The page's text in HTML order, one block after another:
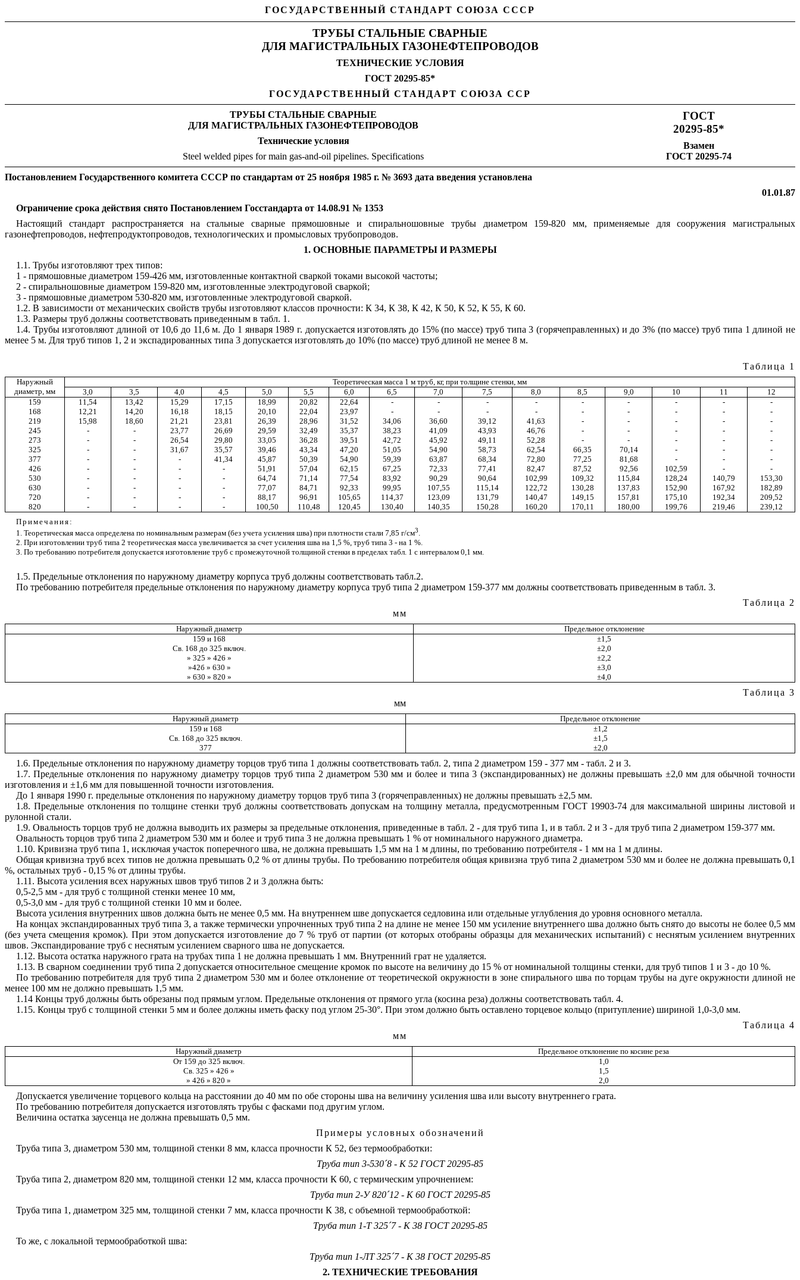
ГОСУДАРСТВЕННЫЙ СТАНДАРТ СОЮЗА СССР
ТРУБЫ СТАЛЬНЫЕ СВАРНЫЕ
ДЛЯ МАГИСТРАЛЬНЫХ ГАЗОНЕФТЕПРОВОДОВ
ТЕХНИЧЕСКИЕ УСЛОВИЯ
ГОСТ 20295-85*
ГОСУДАРСТВЕННЫЙ СТАНДАРТ СОЮЗА ССР
ТРУБЫ СТАЛЬНЫЕ СВАРНЫЕ
ДЛЯ МАГИСТРАЛЬНЫХ ГАЗОНЕФТЕПРОВОДОВ
Технические условия
Steel welded pipes for main gas-and-oil pipelines. Specifications
ГОСТ
20295-85*
Взамен
ГОСТ 20295-74
Постановлением Государственного комитета СССР по стандартам от 25 ноября 1985 г. № 3693 дата введения установлена
01.01.87
Ограничение срока действия снято Постановлением Госстандарта от 14.08.91 № 1353
Настоящий стандарт распространяется на стальные сварные прямошовные и спиральношовные трубы диаметром 159-820 мм, применяемые для сооружения магистральных
газонефтепроводов, нефтепродуктопроводов, технологических и промысловых трубопроводов.
1. ОСНОВНЫЕ ПАРАМЕТРЫ И РАЗМЕРЫ
1.1. Трубы изготовляют трех типов:
1 - прямошовные диаметром 159-426 мм, изготовленные контактной сваркой токами высокой частоты;
2 - спиральношовные диаметром 159-820 мм, изготовленные электродуговой сваркой;
3 - прямошовные диаметром 530-820 мм, изготовленные электродуговой сваркой.
1.2. В зависимости от механических свойств трубы изготовляют классов прочности: К 34, К 38, К 42, К 50, К 52, К 55, К 60.
1.3. Размеры труб должны соответствовать приведенным в табл. 1.
1.4. Трубы изготовляют длиной от 10,6 до 11,6 м. До 1 января 1989 г. допускается изготовлять до 15% (по массе) труб типа 3 (горячеправленных) и до 3% (по массе) труб типа 1 длиной не
менее 5 м. Для труб типов 1, 2 и экспадированных типа 3 допускается изготовлять до 10% (по массе) труб длиной не менее 8 м.
Таблица 1
Наружный
диаметр, мм
Теоретическая масса 1 м труб, кг, при толщине стенки, мм
3,0
3,5 4,0 4,5 5,0 5,5 6,0 6,5 7,0 7,5 8,0 8,5 9,0 10 11
12
159
11,54 13,42 15,29 17,15 18,99 20,82 22,64 - - - - - - - -
-
168
12,21 14,20 16,18 18,15 20,10 22,04 23,97 - - - - - - - -
-
219
15,98 18,60 21,21 23,81 26,39 28,96 31,52 34,06 36,60 39,12 41,63 - - - -
-
245
- - 23,77 26,69 29,59 32,49 35,37 38,23 41,09 43,93 46,76 - - - -
-
273
- - 26,54 29,80 33,05 36,28 39,51 42,72 45,92 49,11 52,28 - - - -
-
325
- - 31,67 35,57 39,46 43,34 47,20 51,05 54,90 58,73 62,54 66,35 70,14 - -
-
377
- - - 41,34 45,87 50,39 54,90 59,39 63,87 68,34 72,80 77,25 81,68 - -
-
426
- - - - 51,91 57,04 62,15 67,25 72,33 77,41 82,47 87,52 92,56 102,59 -
-
530
- - - - 64,74 71,14 77,54 83,92 90,29 90,64 102,99 109,32 115,84 128,24 140,79
153,30
630
- - - - 77,07 84,71 92,33 99,95 107,55 115,14 122,72 130,28 137,83 152,90 167,92
182,89
720
- - - - 88,17 96,91 105,65 114,37 123,09 131,79 140,47 149,15 157,81 175,10 192,34
209,52
820
- - - - 100,50 110,48 120,45 130,40 140,35 150,28 160,20 170,11 180,00 199,76 219,46
239,12
Примечания:
1. Теоретическая масса определена по номинальным размерам (без учета усиления шва) при плотности стали 7,85 г/см3.
2. При изготовлении труб типа 2 теоретическая масса увеличивается за счет усиления шва на 1,5 %, труб типа 3 - на 1 %.
3. По требованию потребителя допускается изготовление труб с промежуточной толщиной стенки в пределах табл. 1 с интервалом 0,1 мм.
1.5. Предельные отклонения по наружному диаметру корпуса труб должны соответствовать табл.2.
По требованию потребителя предельные отклонения по наружному диаметру корпуса труб типа 2 диаметром 159-377 мм должны соответствовать приведенным в табл. 3.
Таблица 2
мм
Наружный диаметр
Предельное отклонение
159 и 168
±1,5
Св. 168 до 325 включ.
±2,0
» 325 » 426 »
±2,2
»42б » 630 »
±3,0
» 630 » 820 »
±4,0
Таблица 3
мм
Наружный диаметр
Предельное отклонение
159 и 168
±1,2
Св. 168 до 325 включ.
±1,5
377
±2,0
1.6. Предельные отклонения по наружному диаметру торцов труб типа 1 должны соответствовать табл. 2, типа 2 диаметром 159 - 377 мм - табл. 2 и 3.
1.7. Предельные отклонения по наружному диаметру торцов труб типа 2 диаметром 530 мм и более и типа 3 (экспандированных) не должны превышать ±2,0 мм для обычной точности
изготовления и ±1,6 мм для повышенной точности изготовления.
До 1 января 1990 г. предельные отклонения по наружному диаметру торцов труб типа 3 (горячеправленных) не должны превышать ±2,5 мм.
1.8. Предельные отклонения по толщине стенки труб должны соответствовать допускам на толщину металла, предусмотренным ГОСТ 19903-74 для максимальной ширины листовой и
рулонной стали.
1.9. Овальность торцов труб не должна выводить их размеры за предельные отклонения, приведенные в табл. 2 - для труб типа 1, и в табл. 2 и 3 - для труб типа 2 диаметром 159-377 мм.
Овальность торцов труб типа 2 диаметром 530 мм и более и труб типа 3 не должна превышать 1 % от номинального наружного диаметра.
1.10. Кривизна труб типа 1, исключая участок поперечного шва, не должна превышать 1,5 мм на 1 м длины, по требованию потребителя - 1 мм на 1 м длины.
Общая кривизна труб всех типов не должна превышать 0,2 % от длины трубы. По требованию потребителя общая кривизна труб типа 2 диаметром 530 мм и более не должна превышать 0,1
%, остальных труб - 0,15 % от длины трубы.
1.11. Высота усиления всех наружных швов труб типов 2 и 3 должна быть:
0,5-2,5 мм - для труб с толщиной стенки менее 10 мм,
0,5-3,0 мм - для труб с толщиной стенки 10 мм и более.
Высота усиления внутренних швов должна быть не менее 0,5 мм. На внутреннем шве допускается седловина или отдельные углубления до уровня основного металла.
На концах экспандированных труб типа 3, а также термически упрочненных труб типа 2 на длине не менее 150 мм усиление внутреннего шва должно быть снято до высоты не более 0,5 мм
(без учета смещения кромок). При этом допускается изготовление до 7 % труб от партии (от которых отобраны образцы для механических испытаний) с неснятым усилением внутренних
швов. Экспандирование труб с неснятым усилением сварного шва не допускается.
1.12. Высота остатка наружного грата на трубах типа 1 не должна превышать 1 мм. Внутренний грат не удаляется.
1.13. В сварном соединении труб типа 2 допускается относительное смещение кромок по высоте на величину до 15 % от номинальной толщины стенки, для труб типов 1 и 3 - до 10 %.
По требованию потребителя для труб типа 2 диаметром 530 мм и более отклонение от теоретической окружности в зоне спирального шва по торцам трубы на дуге окружности длиной не
менее 100 мм не должно превышать 1,5 мм.
1.14 Концы труб должны быть обрезаны под прямым углом. Предельные отклонения от прямого угла (косина реза) должны соответствовать табл. 4.
1.15. Концы труб с толщиной стенки 5 мм и более должны иметь фаску под углом 25-30°. При этом должно быть оставлено торцевое кольцо (притупление) шириной 1,0-3,0 мм.
Таблица 4
мм
Наружный диаметр
Предельное отклонение по косине реза
От 159 до 325 включ.
1,0
Св. 325 » 426 »
1,5
» 426 » 820 »
2,0
Допускается увеличение торцевого кольца на расстоянии до 40 мм по обе стороны шва на величину усиления шва или высоту внутреннего грата.
По требованию потребителя допускается изготовлять трубы с фасками под другим углом.
Величина остатка заусенца не должна превышать 0,5 мм.
Примеры условных обозначений
Труба типа 3, диаметром 530 мм, толщиной стенки 8 мм, класса прочности К 52, без термообработки:
Труба тип 3-530´8 - К 52 ГОСТ 20295-85
Труба типа 2, диаметром 820 мм, толщиной стенки 12 мм, класса прочности К 60, с термическим упрочнением:
Труба тип 2-У 820´12 - К 60 ГОСТ 20295-85
Труба типа 1, диаметром 325 мм, толщиной стенки 7 мм, класса прочности К 38, с объемной термообработкой:
Труба тип 1-Т 325´7 - К 38 ГОСТ 20295-85
То же, с локальной термообработкой шва:
Труба тип 1-ЛТ 325´7 - К 38 ГОСТ 20295-85
2. ТЕХНИЧЕСКИЕ ТРЕБОВАНИЯ